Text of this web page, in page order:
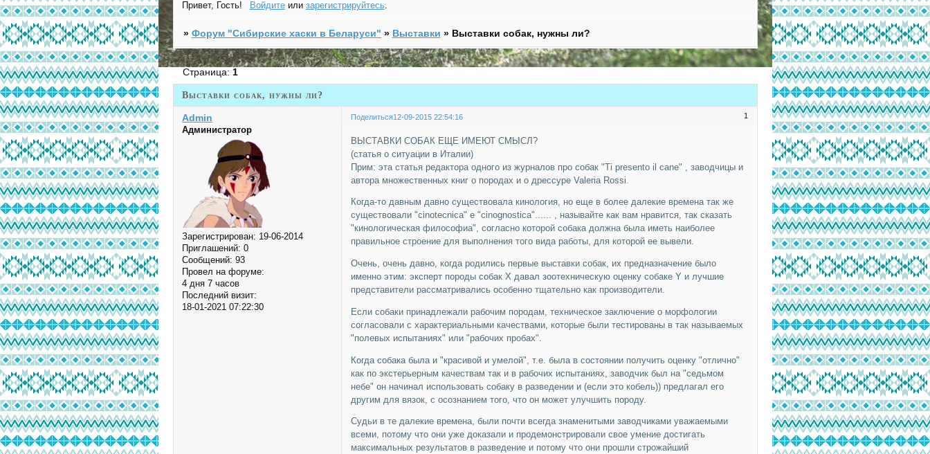
Привет, Гость! Войдитеили зарегистрируйтесь.
» Форум "Cибирские хаски в Беларуси" » Выставки » Выставки собак, нужны ли?
Выставки собак, нужны ли?
Страница: 1
Поделиться 1
12-09-2015 22:54:16
Admin
Администратор
Зарегистрирован: 19-06-2014
Приглашений: 0
Сообщений: 93
Провел на форуме:
4 дня 7 часов
Последний визит:
18-01-2021 07:22:30
ВЫСТАВКИ СОБАК ЕЩЕ ИМЕЮТ СМЫСЛ?
(статья о ситуации в Италии)
Прим: эта статья редактора одного из журналов про собак "Ti presento il cane" , заводчицы и
автора множественных книг о породах и о дрессуре Valeria Rossi.
Когда-то давным давно существовала кинология, но еще в более далекие времена так же
существовали "cinotecnica" e "cinognostica"...... , называйте как вам нравится, так сказать
"кинологическая философиа", согласно которой собака должна была иметь наиболее
правильное строение для выполнения того вида работы, для которой ее вывели.
Очень, очень давно, когда родились первые выставки собак, их предназначение было
именно этим: эксперт породы собак X давал зоотехническую оценку собаке Y и лучшие
представители рассматривались особенно тщательно как производители.
Если собаки принадлежали рабочим породам, техническое заключение о морфологии
согласовали с характериальными качествами, которые были тестированы в так называемых
"полевых испытаниях" или "рабочих пробах".
Когда собака была и "красивой и умелой", т.е. была в состоянии получить оценку "отлично"
как по экстерьерным качествам так и в рабочих испытаниях, заводчик был на "седьмом
небе" он начинал использовать собаку в разведении и (если это кобель)) предлагал его
другим для вязок, с осознанием того, что он может улучшить породу.
Судьи в те далекие времена, были почти всегда знаменитыми заводчиками уважаемыми
всеми, потому что они уже доказали и продемонстрировали свое умение достигать
максимальных результатов в разведение и потому что они прошли строжайший